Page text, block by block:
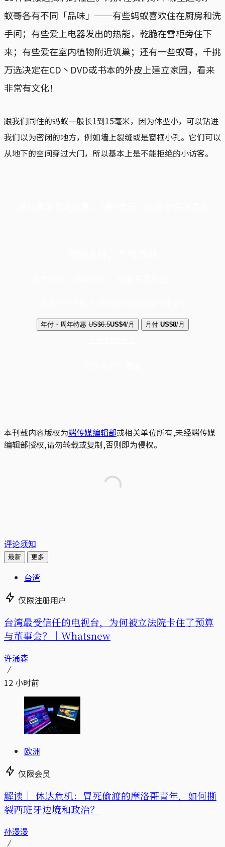
蚁哥各有不同「品味」──有些蚂蚁喜欢住在厨房和洗
手间；有些爱上电器发出的热能，乾脆在雪柜旁住下
来；有些爱在室内植物附近筑巢；还有一些蚁哥，千挑
万选决定在CD丶DVD或书本的外皮上建立家园，看来
非常有文化！
跟我们同住的蚂蚁一般长1到15毫米，因为体型小，可以钻进
我们以为密闭的地方，例如墙上裂缝或是窗框小孔。它们可以
从地下的空间穿过大门，所以基本上是不能拒绝的小访客。
年付・周年特惠 US$6.5US$4/月 月付 US$8/月
本刊载内容版权为端传媒编辑部或相关单位所有,未经端传媒
编辑部授权,请勿转载或复制,否则即为侵权。
评论须知
最新 更多
台湾
仅限注册用户
台湾最受信任的电视台，为何被立法院卡住了预算
与董事会？｜Whatsnew
许涌森
12 小时前
欧洲
仅限会员
解读｜ 休达危机：冒死偷渡的摩洛哥青年，如何撕
裂西班牙边境和政治？
孙漫漫